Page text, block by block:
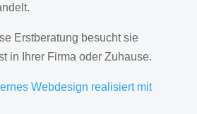
Erstberatung besucht sie
in Ihrer Firma oder Zuhause.
Webdesign realisiert mit